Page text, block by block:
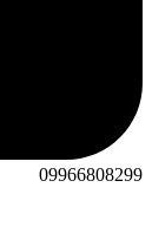
09966808299